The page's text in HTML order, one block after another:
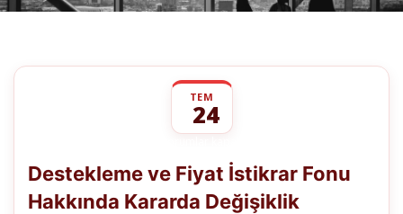
TEM
24
Fiyat
İstikrar
Fonu
Destekleme ve Fiyat İstikrar Fonu
Hakkında Kararda Değişiklik